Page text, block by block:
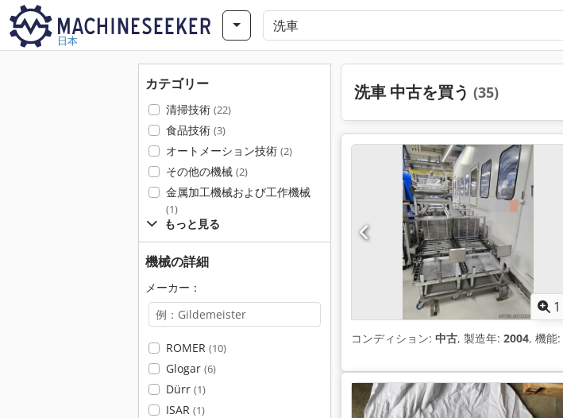
日本
カテゴリー
清掃技術 (22)
食品技術 (3)
オートメーション技術 (2)
その他の機械 (2)
金属加工機械および工作機械
(1)
もっと見る
機械の詳細
メーカー：
ROMER (10)
Glogar (6)
Dürr (1)
ISAR (1)
洗車 中古を買う (35)
1
コンディション: 中古, 製造年: 2004, 機能: